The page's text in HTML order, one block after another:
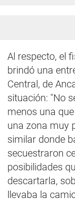
Al respecto, el
brindó una
Central, de
situación: "No
menos una
una zona muy
similar donde
secuestraron
posibilidades
descartarla,
llevaba la